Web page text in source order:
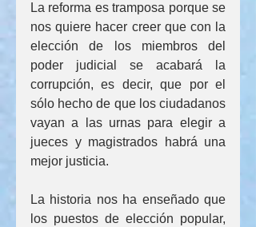
La reforma es tramposa porque se
nos quiere hacer creer que con la
elección de los miembros del
poder judicial se acabará la
corrupción, es decir, que por el
sólo hecho de que los ciudadanos
vayan a las urnas para elegir a
jueces y magistrados habrá una
mejor justicia.
La historia nos ha enseñado que
los puestos de elección popular,